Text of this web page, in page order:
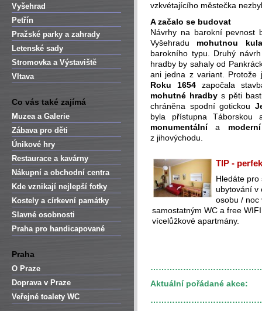
Vyšehrad
Petřín
Pražské parky a zahrady
Letenské sady
Stromovka a Výstaviště
Vltava
Co vás také zajímá
Muzea a Galerie
Zábava pro děti
Únikové hry
Restaurace a kavárny
Nákupní a obchodní centra
Kde vznikají nejlepší fotky
Kostely a církevní památky
Slavné osobnosti
Praha pro handicapované
Praha
O Praze
Doprava v Praze
Veřejné toalety WC
vzkvétajícího městečka
A začalo se budovat
Návrhy na barokní
Vyšehradu mohutnou
barokního typu. Druhý
hradby by sahaly od
ani jedna z variant.
Roku 1654 započala
mohutné hradby s pěti
chráněna spodní gotickou
byla přístupna
monumentálnía moderní
z jihovýchodu.
TIP -
Hledáte pro
ubytování v
osobu / noc
samostatným WC a free
vícelůžkové apartmány.
Aktuální pořádané akce: